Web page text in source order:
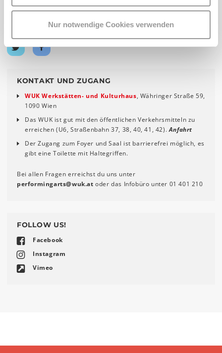
Nur notwendige Cookies verwenden
Twitter
Facebook
KONTAKT UND ZUGANG
WUK Werkstätten- und Kulturhaus, Währinger Straße 59,
1090 Wien
Das WUK ist gut mit den öffentlichen Verkehrsmitteln zu
erreichen (U6, Straßenbahn 37, 38, 40, 41, 42).Anfahrt
Der Zugang zum Foyer und Saal ist barrierefrei möglich, es
gibt eine Toilette mit Haltegriffen.
Bei allen Fragen erreichst du uns unter
performingarts@wuk.at oder das Infobüro unter 01 401 210
FOLLOW US!
Facebook
Instagram
Vimeo